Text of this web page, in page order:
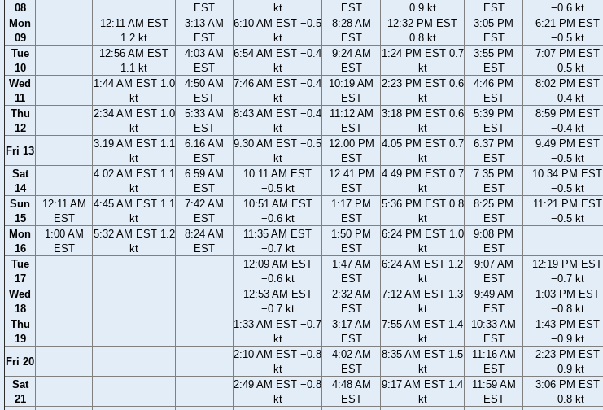
08
EST
kt
EST
0.9 kt
EST
−0.6 kt
Mon
09
12:11 AM EST
1.2 kt
3:13 AM
EST
6:10 AM EST −0.5
kt
8:28 AM
EST
12:32 PM EST
0.8 kt
3:05 PM
EST
6:21 PM EST
−0.5 kt
Tue
10
12:56 AM EST
1.1 kt
4:03 AM
EST
6:54 AM EST −0.4
kt
9:24 AM
EST
1:24 PM EST 0.7
kt
3:55 PM
EST
7:07 PM EST
−0.5 kt
Wed
11
1:44 AM EST 1.0
kt
4:50 AM
EST
7:46 AM EST −0.4
kt
10:19 AM
EST
2:23 PM EST 0.6
kt
4:46 PM
EST
8:02 PM EST
−0.4 kt
Thu
12
2:34 AM EST 1.0
kt
5:33 AM
EST
8:43 AM EST −0.4
kt
11:12 AM
EST
3:18 PM EST 0.6
kt
5:39 PM
EST
8:59 PM EST
−0.4 kt
Fri 13
3:19 AM EST 1.1
kt
6:16 AM
EST
9:30 AM EST −0.5
kt
12:00 PM
EST
4:05 PM EST 0.7
kt
6:37 PM
EST
9:49 PM EST
−0.5 kt
Sat
14
4:02 AM EST 1.1
kt
6:59 AM
EST
10:11 AM EST
−0.5 kt
12:41 PM
EST
4:49 PM EST 0.7
kt
7:35 PM
EST
10:34 PM EST
−0.5 kt
Sun
15
12:11 AM
EST
4:45 AM EST 1.1
kt
7:42 AM
EST
10:51 AM EST
−0.6 kt
1:17 PM
EST
5:36 PM EST 0.8
kt
8:25 PM
EST
11:21 PM EST
−0.5 kt
Mon
16
1:00 AM
EST
5:32 AM EST 1.2
kt
8:24 AM
EST
11:35 AM EST
−0.7 kt
1:50 PM
EST
6:24 PM EST 1.0
kt
9:08 PM
EST
Tue
17
12:09 AM EST
−0.6 kt
1:47 AM
EST
6:24 AM EST 1.2
kt
9:07 AM
EST
12:19 PM EST
−0.7 kt
Wed
18
12:53 AM EST
−0.7 kt
2:32 AM
EST
7:12 AM EST 1.3
kt
9:49 AM
EST
1:03 PM EST
−0.8 kt
Thu
19
1:33 AM EST −0.7
kt
3:17 AM
EST
7:55 AM EST 1.4
kt
10:33 AM
EST
1:43 PM EST
−0.9 kt
Fri 20
2:10 AM EST −0.8
kt
4:02 AM
EST
8:35 AM EST 1.5
kt
11:16 AM
EST
2:23 PM EST
−0.9 kt
Sat
21
2:49 AM EST −0.8
kt
4:48 AM
EST
9:17 AM EST 1.4
kt
11:59 AM
EST
3:06 PM EST
−0.8 kt